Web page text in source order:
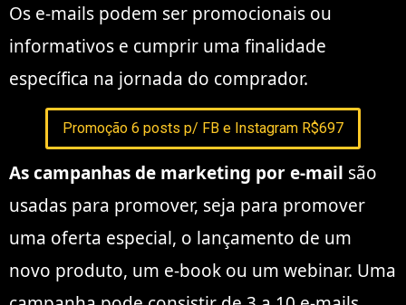
Os e-mails podem ser promocionais ou
informativos e cumprir uma finalidade
específica na jornada do comprador.
Promoção 6 posts p/ FB e Instagram R$697
As campanhas de marketing por e-mail são
usadas para promover, seja para promover
uma oferta especial, o lançamento de um
novo produto, um e-book ou um webinar. Uma